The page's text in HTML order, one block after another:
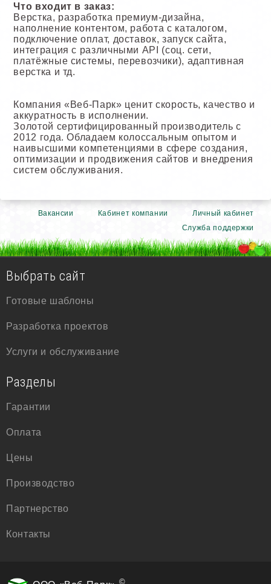
Что входит в заказ:
Верстка, разработка премиум-дизайна,
наполнение контентом, работа с каталогом,
подключение оплат, доставок, запуск сайта,
интеграция с различными API (соц. сети,
платёжные системы, перевозчики), адаптивная
верстка и тд.
Компания «Веб-Парк» ценит скорость, качество и
аккуратность в исполнении.
Золотой сертифицированный производитель с
2012 года. Обладаем колоссальным опытом и
наивысшими компетенциями в сфере создания,
оптимизации и продвижения сайтов и внедрения
систем обслуживания.
Вакансии Кабинет компании
Личный кабинет
Служба поддержки
Выбрать сайт
Готовые шаблоны
Разработка проектов
Услуги и обслуживание
Разделы
Гарантии
Оплата
Цены
Производство
Партнерство
Контакты
©